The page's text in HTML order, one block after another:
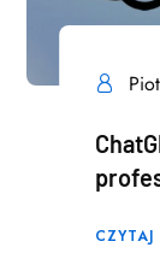
CZYTAJ